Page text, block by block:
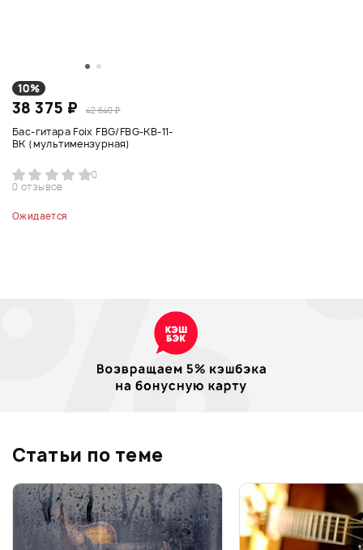
10%
38 375 ₽ 42 640 ₽
Бас-гитара Foix FBG/FBG-KB-11-
BK (мультимензурная)
0
0 отзывов
Ожидается
Статьи по теме